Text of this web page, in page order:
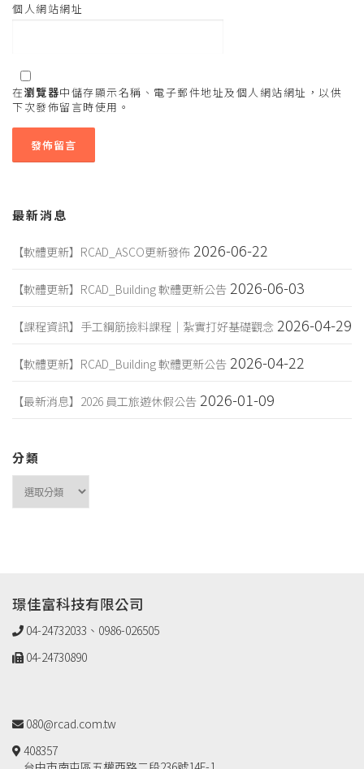
個人網站網址
在瀏覽器中儲存顯示名稱、電子郵件地址及個人網站網址，以供
下次發佈留言時使用。
最新消息
【軟體更新】RCAD_ASCO更新發佈 2026-06-22
【軟體更新】RCAD_Building 軟體更新公告 2026-06-03
【課程資訊】手工鋼筋撿料課程｜紮實打好基礎觀念 2026-04-29
【軟體更新】RCAD_Building 軟體更新公告 2026-04-22
【最新消息】2026 員工旅遊休假公告 2026-01-09
分類
璟佳富科技有限公司
04-24732033、0986-026505
04-24730890
080@rcad.com.tw
408357